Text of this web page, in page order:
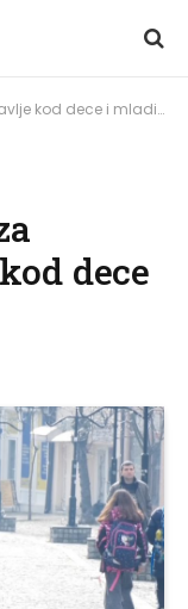
kod dece i mladih
dece